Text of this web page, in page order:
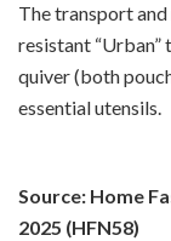
The transport
resistant “Urban”
quiver (both
essential utensils.
Source: Home
2025 (HFN58)